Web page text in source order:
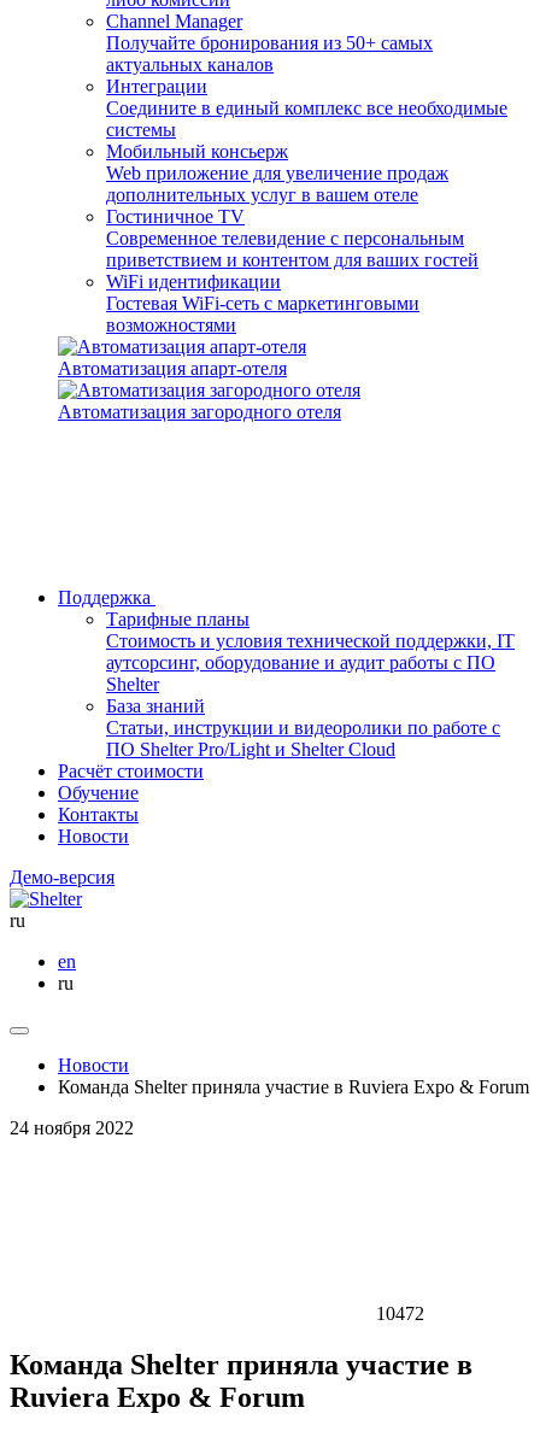
Channel Manager
Получайте бронирования из 50+ самых
актуальных каналов
Интеграции
Соедините в единый комплекс все необходимые
системы
Мобильный консьерж
Web приложение для увеличение продаж
дополнительных услуг в вашем отеле
Гостиничное TV
Современное телевидение с персональным
приветствием и контентом для ваших гостей
WiFi идентификации
Гостевая WiFi-сеть с маркетинговыми
возможностями
Автоматизация апарт-отеля
Автоматизация загородного отеля
Поддержка
Тарифные планы
Стоимость и условия технической поддержки, IT
аутсорсинг, оборудование и аудит работы с ПО
Shelter
База знаний
Статьи, инструкции и видеоролики по работе с
ПО Shelter Pro/Light и Shelter Cloud
Расчёт стоимости
Обучение
Контакты
Новости
Демо-версия
ru
en
ru
Новости
Команда Shelter приняла участие в Ruviera Expo & Forum
24 ноября 2022
10472
Команда Shelter приняла участие в
Ruviera Expo & Forum